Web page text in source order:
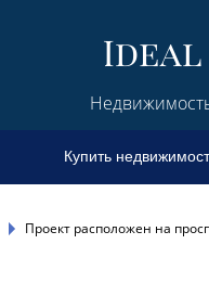
Купить
Проект расположен на